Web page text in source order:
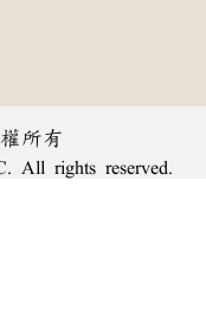
所有
All rights reserved.